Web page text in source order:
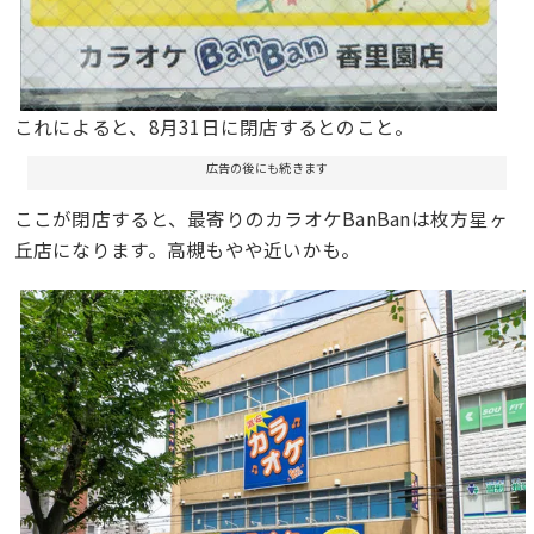
これによると、8月31日に閉店するとのこと。
広告の後にも続きます
ここが閉店すると、最寄りのカラオケBanBanは枚方星ヶ
丘店になります。高槻もやや近いかも。